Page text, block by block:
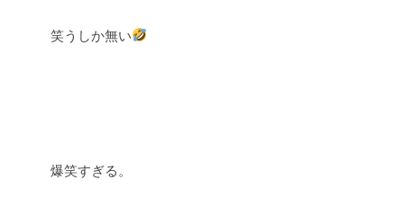
笑うしか無い
爆笑すぎる。